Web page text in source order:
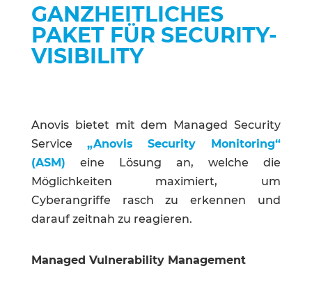
GANZHEITLICHES
PAKET FÜR SECURITY-
VISIBILITY
Anovis bietet mit dem Managed Security
Service „Anovis Security Monitoring“
(ASM) eine Lösung an, welche die
Möglichkeiten maximiert, um
Cyberangriffe rasch zu erkennen und
darauf zeitnah zu reagieren.
Managed Vulnerability Management